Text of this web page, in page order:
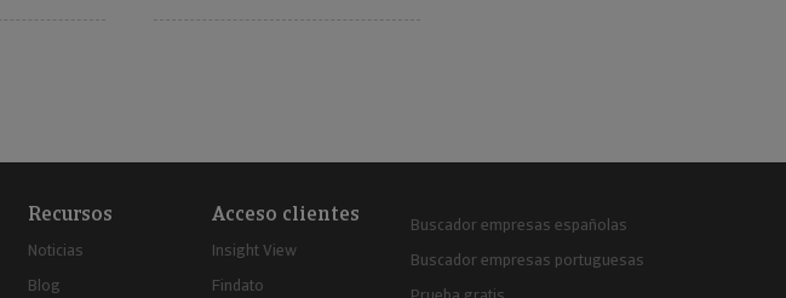
Recursos
Noticias
Blog
Acceso clientes
Insight View
Findato
Buscador empresas españolas
Buscador empresas portuguesas